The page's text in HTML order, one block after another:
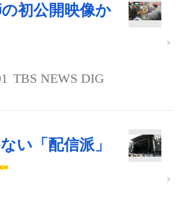
初公開映像か
TBS NEWS DIG
い「配信派」